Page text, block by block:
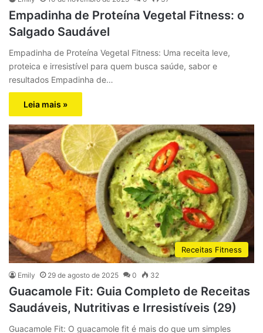
Empadinha de Proteína Vegetal Fitness: o
Salgado Saudável
Empadinha de Proteína Vegetal Fitness: Uma receita leve,
proteica e irresistível para quem busca saúde, sabor e
resultados Empadinha de…
Leia mais »
Receitas Fitness
Emily 29 de agosto de 2025 0 32
Guacamole Fit: Guia Completo de Receitas
Saudáveis, Nutritivas e Irresistíveis (29)
Guacamole Fit: O guacamole fit é mais do que um simples